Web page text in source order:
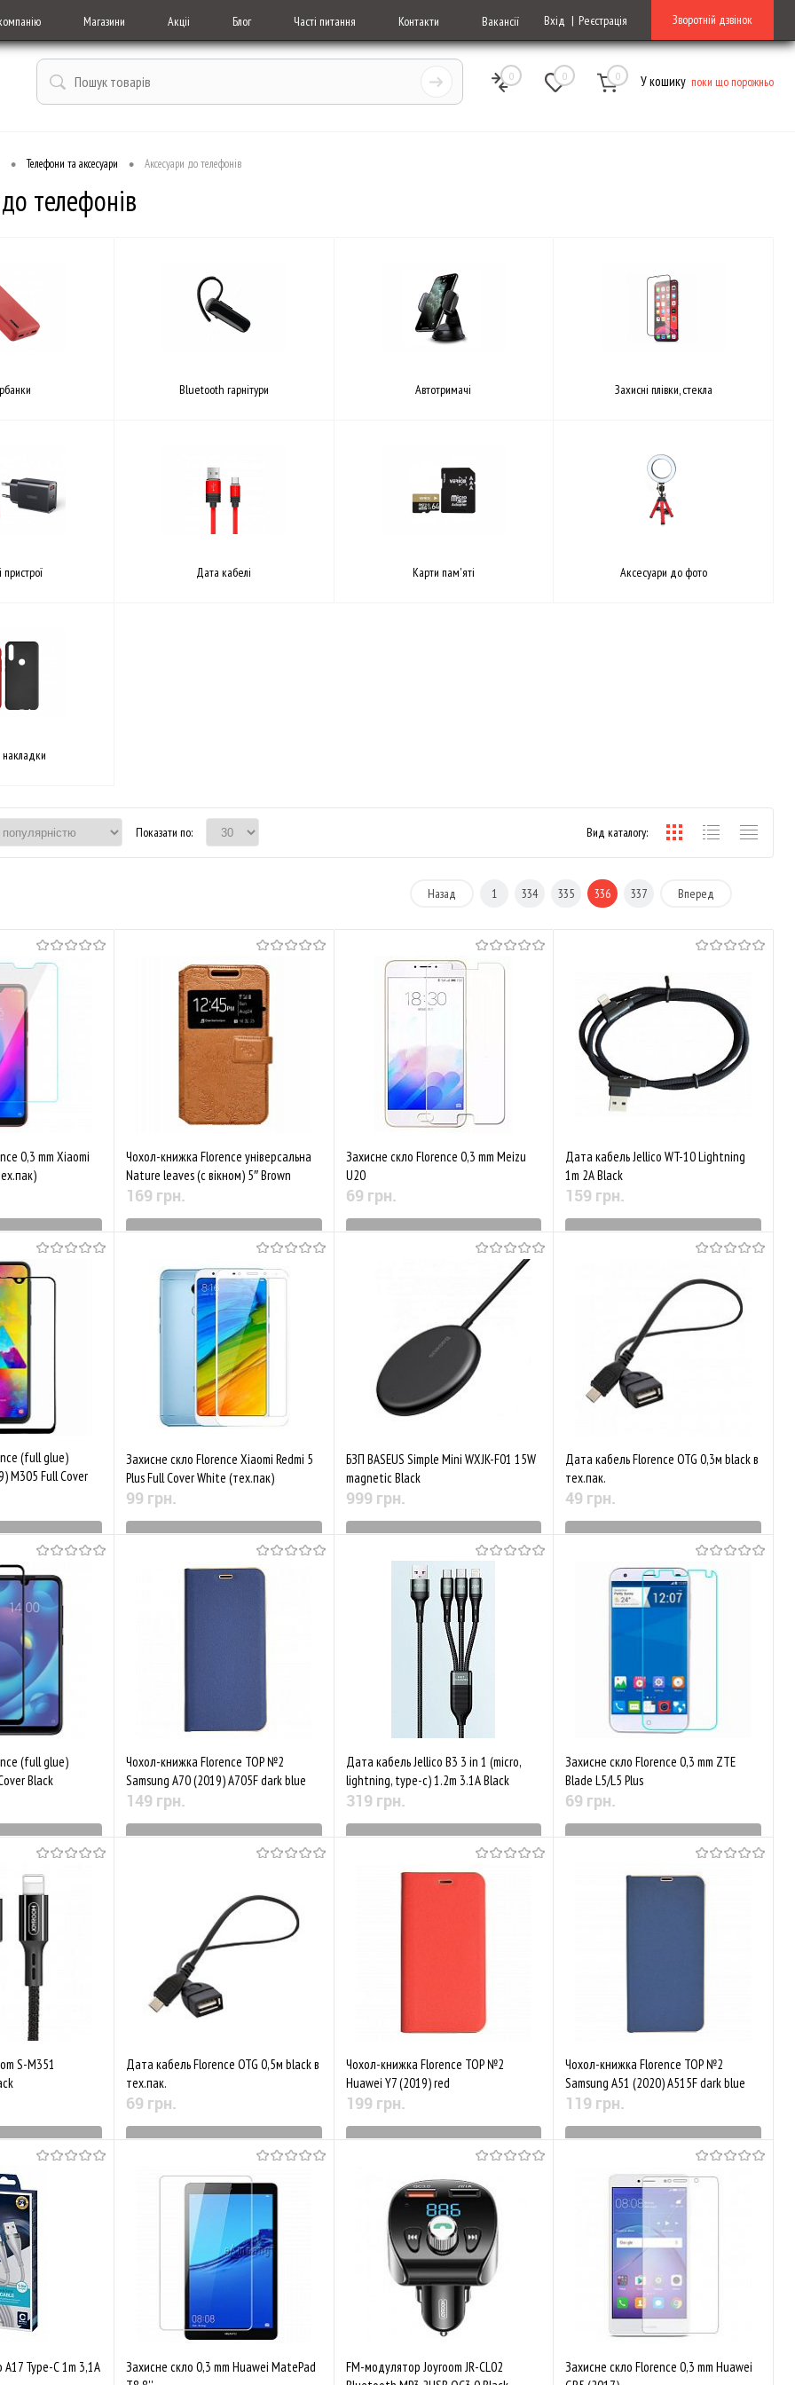
Магазини Акціі Блог Часті питання Контакти Вакансії Вхід Реєстрація Зворотній дзвінок
0 0 0 У кошику поки що порожньо
• Телефони та аксесуари • Аксесуари до телефонів
телефонів
Bluetooth гарнітури Автотримачі Захисні плівки, стекла
Дата кабелі Kарти пам'яті Аксесуари до фото
Показати по: Вид каталогу:
Назад 1 334 335 336 337 Вперед
0,3 mm Xiaomi
Чохол-книжка Florence універсальна
Nature leaves (с вікном) 5″ Brown
169 грн.
Знятий з виробництва
До обраного Порівняти
Захисне скло Florence 0,3 mm Meizu
U20
69 грн.
Знятий з виробництва
Порівняти
Дата кабель Jellico WT-10 Lightning
1m 2A Black
159 грн.
Знятий з виробництва
Порівняти
(full glue)
M305 Full Cover
Порівняти
Захисне скло Florence Xiaomi Redmi 5
Plus Full Cover White (тех.пак)
99 грн.
Знятий з виробництва
БЗП BASEUS Simple Mini WXJK-F01 15W
magnetic Black
999 грн.
Знятий з виробництва
До обраного Порівняти
Дата кабель Florence OTG 0,3м black в
тех.пак.
49 грн.
Знятий з виробництва
До обраного
(full glue)
Black
Порівняти
Чохол-книжка Florence TOP №2
Samsung A70 (2019) A705F dark blue
149 грн.
Знятий з виробництва
Порівняти
Дата кабель Jellico B3 3 in 1 (micro,
lightning, type-c) 1.2m 3.1A Black
319 грн.
Знятий з виробництва
Захисне скло Florence 0,3 mm ZTE
Blade L5/L5 Plus
69 грн.
Знятий з виробництва
S-M351
Порівняти
Дата кабель Florence OTG 0,5м black в
тех.пак.
69 грн.
Знятий з виробництва
До обраного Порівняти
Чохол-книжка Florence TOP №2
Huawei Y7 (2019) red
199 грн.
Знятий з виробництва
До обраного Порівняти
Чохол-книжка Florence TOP №2
Samsung A51 (2020) A515F dark blue
119 грн.
Знятий з виробництва
До обраного
Type-C 1m 3,1A
Захисне скло 0,3 mm Huawei MatePad
FM-модулятор Joyroom JR-CL02
Захисне скло Florence 0,3 mm Huawei